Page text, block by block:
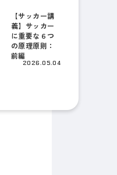
【サッカー講
義】サッカー
に重要な６つ
の原理原則：
前編
2026.05.04